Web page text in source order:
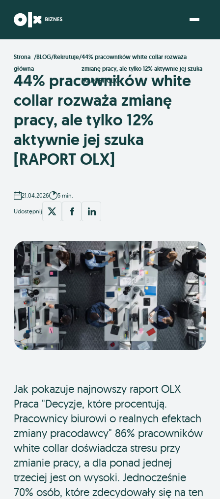
KONTAKT
Strona
główna
/BLOG/Rekrutuje/44% pracowników white collar rozważa
zmianę pracy, ale tylko 12% aktywnie jej szuka
[RAPORT OLX]
44% pracowników white
collar rozważa zmianę
pracy, ale tylko 12%
aktywnie jej szuka
[RAPORT OLX]
21.04.2026 5 min.
Udostępnij
Jak pokazuje najnowszy raport OLX
Praca "Decyzje, które procentują.
Pracownicy biurowi o realnych efektach
zmiany pracodawcy" 86% pracowników
white collar doświadcza stresu przy
zmianie pracy, a dla ponad jednej
trzeciej jest on wysoki. Jednocześnie
70% osób, które zdecydowały się na ten